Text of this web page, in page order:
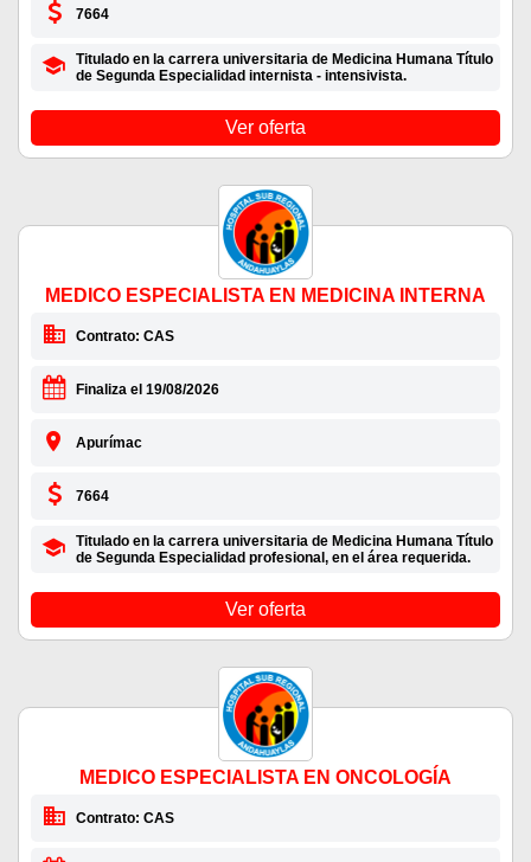
7664
Titulado en la carrera universitaria de Medicina Humana Título
de Segunda Especialidad internista - intensivista.
Ver oferta
MEDICO ESPECIALISTA EN MEDICINA INTERNA
Contrato: CAS
Finaliza el 19/08/2026
Apurímac
7664
Titulado en la carrera universitaria de Medicina Humana Título
de Segunda Especialidad profesional, en el área requerida.
Ver oferta
MEDICO ESPECIALISTA EN ONCOLOGÍA
Contrato: CAS